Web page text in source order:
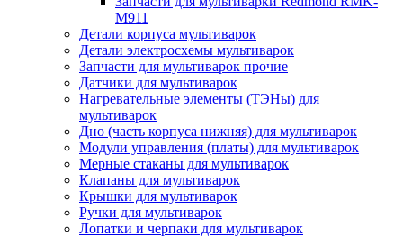
M911
Детали корпуса мультиварок
Детали электросхемы мультиварок
Запчасти для мультиварок прочие
Датчики для мультиварок
Нагревательные элементы (ТЭНы) для
мультиварок
Дно (часть корпуса нижняя) для мультиварок
Модули управления (платы) для мультиварок
Мерные стаканы для мультиварок
Клапаны для мультиварок
Крышки для мультиварок
Ручки для мультиварок
Лопатки и черпаки для мультиварок